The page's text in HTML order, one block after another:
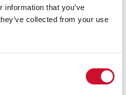
information that you’ve
collected from your use